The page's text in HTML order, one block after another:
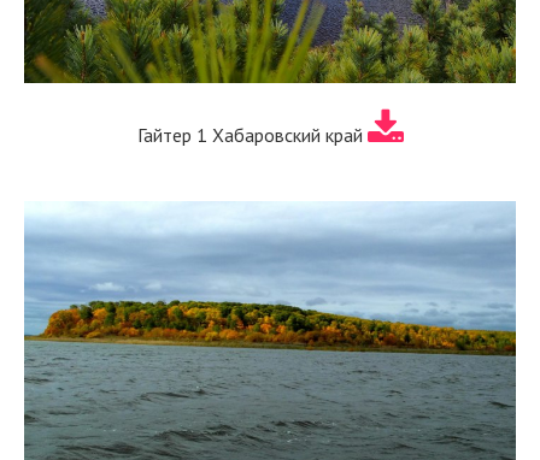
Гайтер 1 Хабаровский край